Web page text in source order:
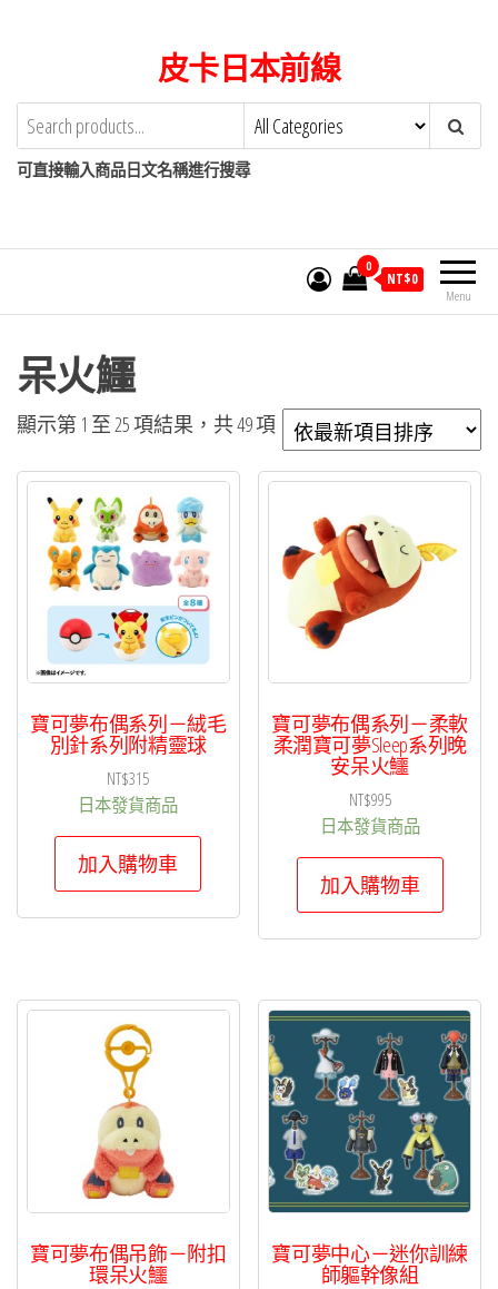
content
皮卡日本前線
可直接輸入商品日文名稱進行搜尋
Menu
0
NT$0
呆火鱷
顯示第 1 至 25 項結果，共 49 項依
最
新
目
排
寶可夢布偶系列－絨毛
別針系列附精靈球
NT$315
日本發貨商品
加入購物車
寶可夢布偶系列－柔軟
柔潤寶可夢Sleep系列晚
安呆火鱷
NT$995
日本發貨商品
加入購物車
寶可夢布偶吊飾－附扣
環呆火鱷
寶可夢中心－迷你訓練
師軀幹像組